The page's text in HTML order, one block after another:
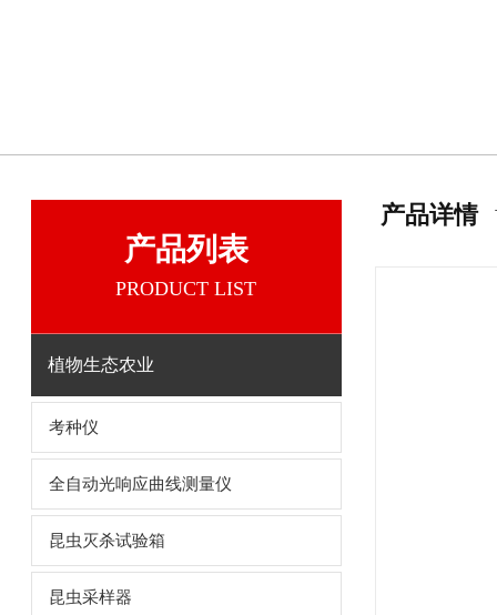
产品列表
PRODUCT LIST
植物生态农业
考种仪
全自动光响应曲线测量仪
昆虫灭杀试验箱
昆虫采样器
产品详情